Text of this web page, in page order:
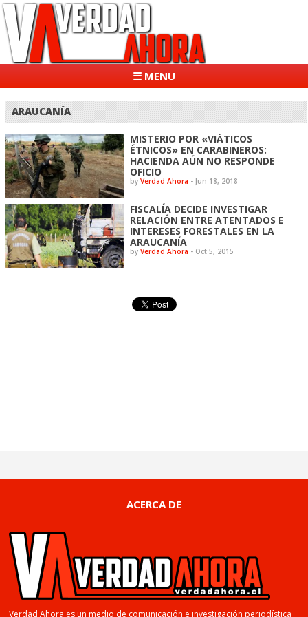
☰ MENU
ARAUCANÍA
MISTERIO POR «VIÁTICOS
ÉTNICOS» EN CARABINEROS:
HACIENDA AÚN NO RESPONDE
OFICIO
byVerdad Ahora - Jun 18, 2018
FISCALÍA DECIDE INVESTIGAR
RELACIÓN ENTRE ATENTADOS E
INTERESES FORESTALES EN LA
ARAUCANÍA
byVerdad Ahora - Oct 5, 2015
ACERCA DE
Verdad Ahora es un medio de comunicación e investigación periodística